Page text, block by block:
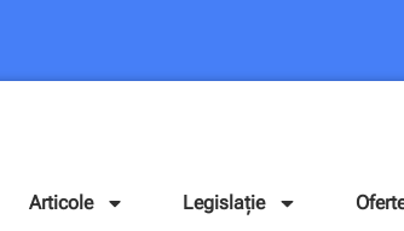
Articole Legislație